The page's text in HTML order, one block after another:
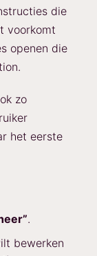
die
voorkomt
openen die
zo
het eerste
.
bewerken